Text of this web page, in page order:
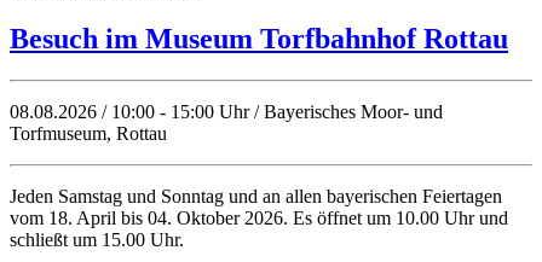
Besuch im Museum Torfbahnhof Rottau
08.08.2026 / 10:00 - 15:00 Uhr / Bayerisches Moor- und
Torfmuseum, Rottau
Jeden Samstag und Sonntag und an allen bayerischen Feiertagen
vom 18. April bis 04. Oktober 2026. Es öffnet um 10.00 Uhr und
schließt um 15.00 Uhr.